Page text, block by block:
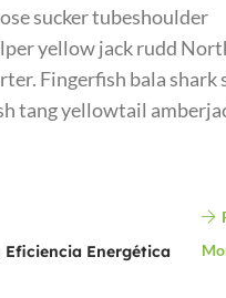
sucker tubeshoulder
yellow jack rudd
Fingerfish bala shark
tang yellowtail
Eficiencia Energética